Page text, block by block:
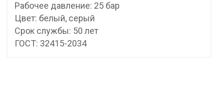
Рабочее давление: 25 бар
Цвет: белый, серый
Срок службы: 50 лет
ГОСТ: 32415-2034